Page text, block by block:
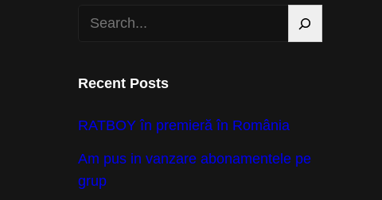
r
h
Recent Posts
RATBOY în premieră în România
Am pus in vanzare abonamentele pe
grup